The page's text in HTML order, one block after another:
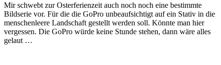
Mir schwebt zur Osterferienzeit auch noch noch eine bestimmte
Bildserie vor. Für die die GoPro unbeaufsichtigt auf ein Stativ in die
menschenleere Landschaft gestellt werden soll. Könnte man hier
vergessen. Die GoPro würde keine Stunde stehen, dann wäre alles
gelaut …